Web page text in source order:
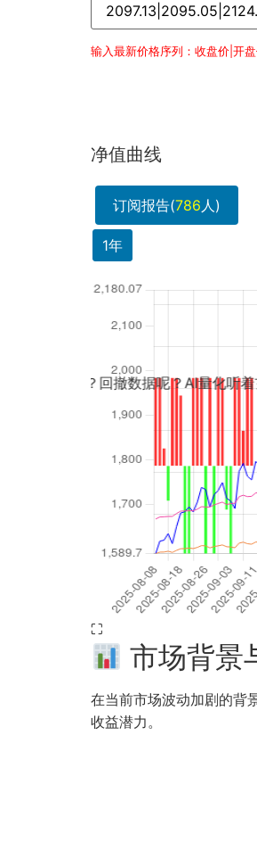
输入最新价格序列：收盘价|开
净值曲线
订阅报告(786人)
1年
⛶
市场背景
在当前市场波动加剧的背
收益潜力。